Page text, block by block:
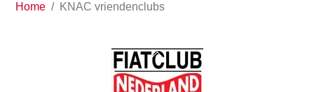
Home / KNAC vriendenclubs
Back
To
Top